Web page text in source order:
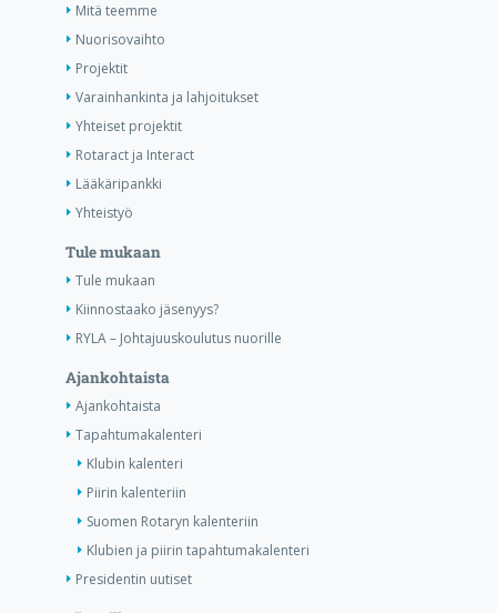
Mitä teemme
Nuorisovaihto
Projektit
Varainhankinta ja lahjoitukset
Yhteiset projektit
Rotaract ja Interact
Lääkäripankki
Yhteistyö
Tule mukaan
Tule mukaan
Kiinnostaako jäsenyys?
RYLA – Johtajuuskoulutus nuorille
Ajankohtaista
Ajankohtaista
Tapahtumakalenteri
Klubin kalenteri
Piirin kalenteriin
Suomen Rotaryn kalenteriin
Klubien ja piirin tapahtumakalenteri
Presidentin uutiset